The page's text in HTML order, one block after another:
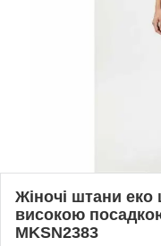
Жіночі штани еко
високою
MKSN2383